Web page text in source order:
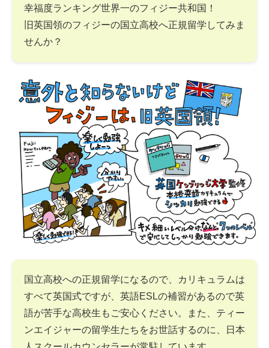
幸福度ランキング世界一のフィジー共和国！
旧英国領のフィジーの国立高校へ正規留学してみま
せんか？
国立高校への正規留学になるので、カリキュラムは
すべて英国式ですが、英語ESLの補習があるので英
語が苦手な高校生もご安心ください。また、ティー
ンエイジャーの留学生たちをお世話するのに、日本